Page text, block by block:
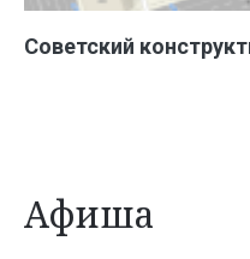
Советский
Афиша